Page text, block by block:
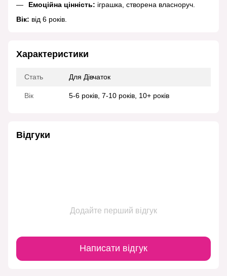
Емоційна цінність: іграшка, створена власноруч.
Вік: від 6 років.
Характеристики
Стать Для Дівчаток
Вік 5-6 років, 7-10 років, 10+ років
Відгуки
Додайте перший відгук
Написати відгук